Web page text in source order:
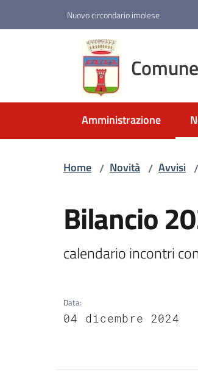
Nuovo circondario imolese
Amministrazione
Home / Novità / Avvisi /
Bilancio
calendario incontri
Data:
04 dicembre 2024